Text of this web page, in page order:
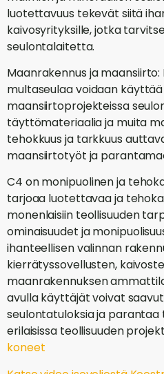
luotettavuus tekevät siitä
kaivosyrityksille, jotka
seulontalaitetta.
Maanrakennus ja
multaseulaa voidaan
maansiirtoprojekteissa
täyttömateriaalia ja muita
tehokkuus ja tarkkuus
maansiirtotyöt ja
C4 on monipuolinen ja
tarjoaa luotettavaa ja
monenlaisiin teollisuuden
ominaisuudet ja
ihanteellisen valinnan
kierrätyssovellusten,
maanrakennuksen
avulla käyttäjät voivat
seulontatuloksia ja
erilaisissa teollisuuden
koneet